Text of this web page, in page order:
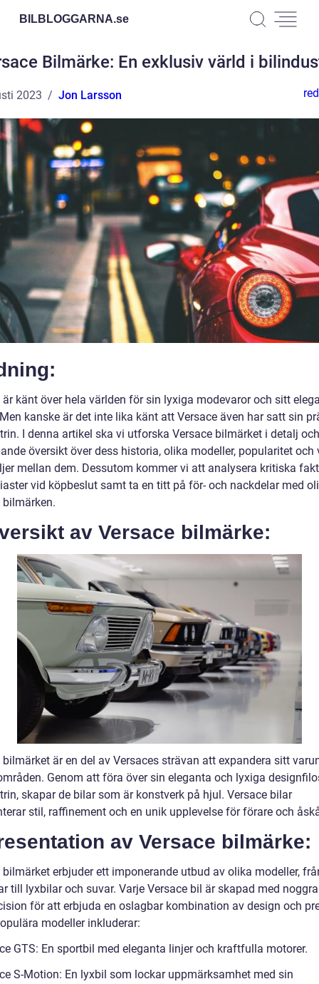
BILBLOGGARNA.se
Bilmärke: En exklusiv värld i
2023 Jon Larsson
är känt över hela världen för sin lyxiga modevaror och sitt
kanske är det inte lika känt att Versace även har satt sin
I denna artikel ska vi utforska Versace bilmärket i detalj
översikt över dess historia, olika modeller, popularitet och
mellan dem. Dessutom kommer vi att analysera kritiska
vid köpbeslut samt ta en titt på för- och nackdelar med
bilmärken.
av Versace bilmärke:
bilmärket är en del av Versaces strävan att expandera sitt
Genom att föra över sin eleganta och lyxiga
skapar de bilar som är konstverk på hjul. Versace bilar
stil, raffinement och en unik upplevelse för förare och
av Versace bilmärke:
bilmärket erbjuder ett imponerande utbud av olika modeller,
till lyxbilar och suvar. Varje Versace bil är skapad med
för att erbjuda en oslagbar kombination av design och
modeller inkluderar:
GTS: En sportbil med eleganta linjer och kraftfulla motorer.
S-Motion: En lyxbil som lockar uppmärksamhet med sin